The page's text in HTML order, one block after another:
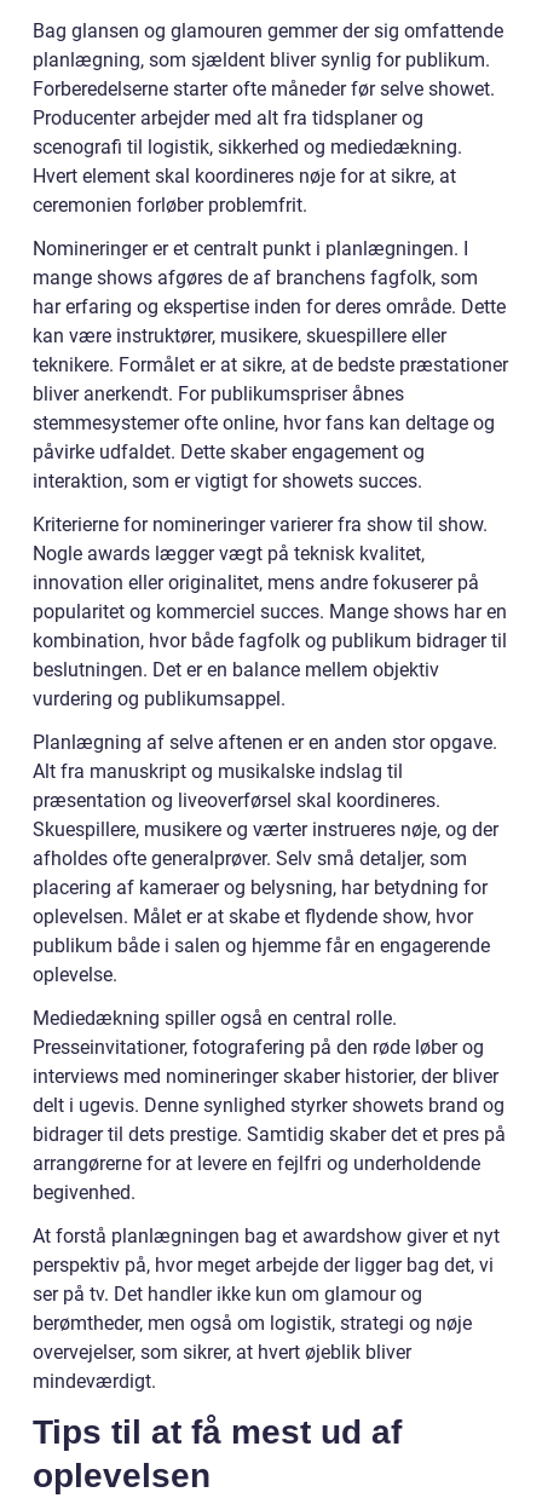
Bag glansen og glamouren gemmer der sig omfattende
planlægning, som sjældent bliver synlig for publikum.
Forberedelserne starter ofte måneder før selve showet.
Producenter arbejder med alt fra tidsplaner og
scenografi til logistik, sikkerhed og mediedækning.
Hvert element skal koordineres nøje for at sikre, at
ceremonien forløber problemfrit.
Nomineringer er et centralt punkt i planlægningen. I
mange shows afgøres de af branchens fagfolk, som
har erfaring og ekspertise inden for deres område. Dette
kan være instruktører, musikere, skuespillere eller
teknikere. Formålet er at sikre, at de bedste præstationer
bliver anerkendt. For publikumspriser åbnes
stemmesystemer ofte online, hvor fans kan deltage og
påvirke udfaldet. Dette skaber engagement og
interaktion, som er vigtigt for showets succes.
Kriterierne for nomineringer varierer fra show til show.
Nogle awards lægger vægt på teknisk kvalitet,
innovation eller originalitet, mens andre fokuserer på
popularitet og kommerciel succes. Mange shows har en
kombination, hvor både fagfolk og publikum bidrager til
beslutningen. Det er en balance mellem objektiv
vurdering og publikumsappel.
Planlægning af selve aftenen er en anden stor opgave.
Alt fra manuskript og musikalske indslag til
præsentation og liveoverførsel skal koordineres.
Skuespillere, musikere og værter instrueres nøje, og der
afholdes ofte generalprøver. Selv små detaljer, som
placering af kameraer og belysning, har betydning for
oplevelsen. Målet er at skabe et flydende show, hvor
publikum både i salen og hjemme får en engagerende
oplevelse.
Mediedækning spiller også en central rolle.
Presseinvitationer, fotografering på den røde løber og
interviews med nomineringer skaber historier, der bliver
delt i ugevis. Denne synlighed styrker showets brand og
bidrager til dets prestige. Samtidig skaber det et pres på
arrangørerne for at levere en fejlfri og underholdende
begivenhed.
At forstå planlægningen bag et awardshow giver et nyt
perspektiv på, hvor meget arbejde der ligger bag det, vi
ser på tv. Det handler ikke kun om glamour og
berømtheder, men også om logistik, strategi og nøje
overvejelser, som sikrer, at hvert øjeblik bliver
mindeværdigt.
Tips til at få mest ud af
oplevelsen